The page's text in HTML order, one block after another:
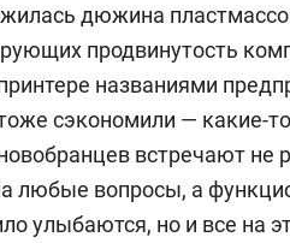
дюжина
продвинутость
названиями
сэкономили — какие-
встречают не
любые вопросы, а
улыбаются, но и все на